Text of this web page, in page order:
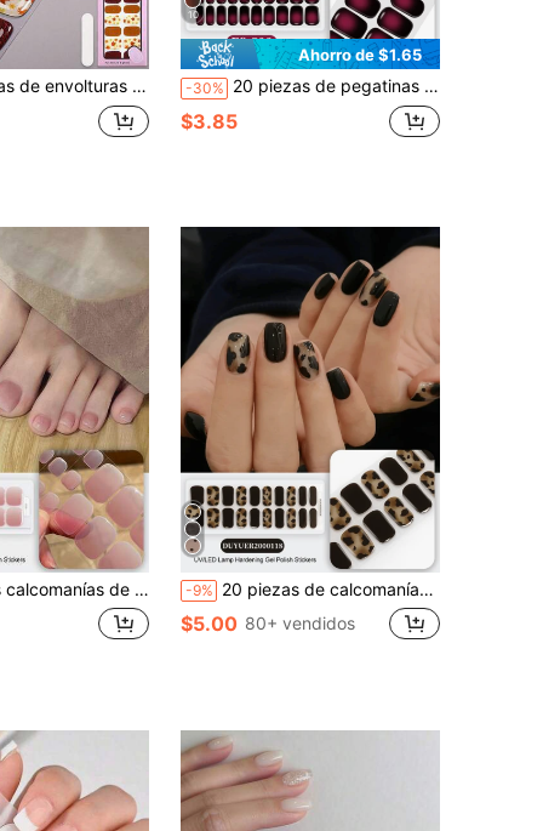
de arce, tiras de gel autoadhesivas con purpurina de otoño, perfectas para atuendos de otoño de mujeres y arte de uñas DIY.
10
Ahorro de $1.65
-30% 20 piezas de pegatinas de gel semi-curadas para uñas, envolturas de uñas de calidad de salón de larga duración, fáciles de aplicar y quitar, requiere lámpara UV
$3.85
el verano, diseño con destellos brillantes, en stock al por mayor, resistente al agua y de larga duración -9% 20 piezas de calcomanías de uñas transparentes de base, requieren curado con lámpara UV, calidad de salón, calcomanías de uñas con temática de libro rojo del mismo estilo adecuadas para las puntas de los dedos
$5.00 80+ vendidos